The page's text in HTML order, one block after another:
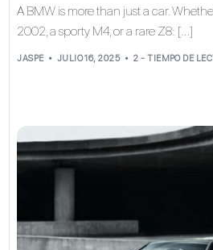
A BMW is more than just a car.
2002, a sporty M4, or a rare Z8: […]
JASPE JULIO 16, 2025 2 - TIEMPO DE